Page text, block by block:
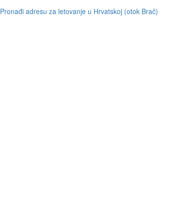
Pronađi adresu za letovanje u Hrvatskoj (otok Brač)